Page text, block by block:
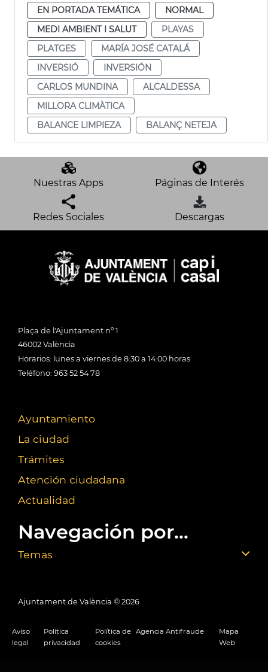
EN PORTADA TEMÁTICA
NORMAL
MEDI AMBIENT I SALUT
PLAYAS
PLATGES
MARÍA JOSÉ CATALÁ
INVERSIÓ
INVERSIÓN
CARLOS MUNDINA
ALCALDESSA
MILLORA CLIMÀTICA
BALANCE LIMPIEZA
BALANÇ NETEJA
Nuestras Apps Páginas de Interés
Redes Sociales Descargas
Plaça de l'Ajuntament nº 1
46002 València
Horarios: lunes a viernes de 8:30 a 14:00 horas
Teléfono: 963 52 54 78
Ayuntamiento
La ciudad
Trámites
Atención ciudadana
Actualidad
Navegación por...
Temas
Ajuntament de València © 2026
Aviso
legal
Política
privacidad
Política de
cookies
Agencia Antifraude
Mapa
Web